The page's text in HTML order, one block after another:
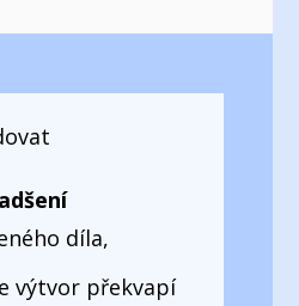
díla,
výtvor překvapí